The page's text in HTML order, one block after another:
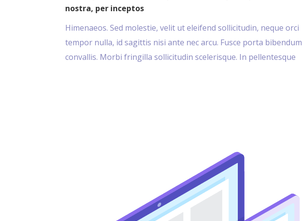
nostra, per inceptos
Himenaeos. Sed molestie, velit ut eleifend sollicitudin, neque orci
tempor nulla, id sagittis nisi ante nec arcu. Fusce porta bibendum
convallis. Morbi fringilla sollicitudin scelerisque. In pellentesque